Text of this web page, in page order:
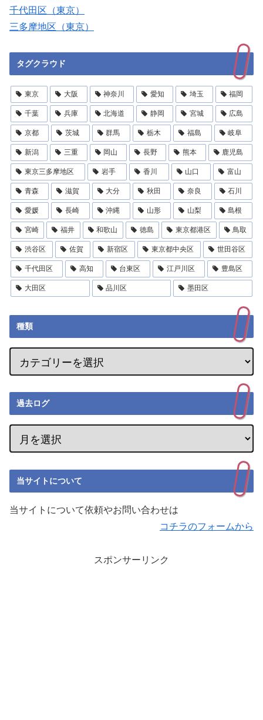
千代田区（東京）
三多摩地区（東京）
タグクラウド
東京 大阪 神奈川 愛知 埼玉 福岡
千葉 兵庫 北海道 静岡 宮城 広島
京都 茨城 群馬 栃木 福島 岐阜
新潟 三重 岡山 長野 熊本 鹿児島
東京三多摩地区 岩手 香川 山口 富山
青森 滋賀 大分 秋田 奈良 石川
愛媛 長崎 沖縄 山形 山梨 島根
宮崎 福井 和歌山 徳島 東京都港区 鳥取
渋谷区 佐賀 新宿区 東京都中央区 世田谷区
千代田区 高知 台東区 江戸川区 豊島区
大田区 品川区 墨田区
種類
過去ログ
当サイトについて
当サイトについて依頼やお問い合わせは
コチラのフォームから
スポンサーリンク